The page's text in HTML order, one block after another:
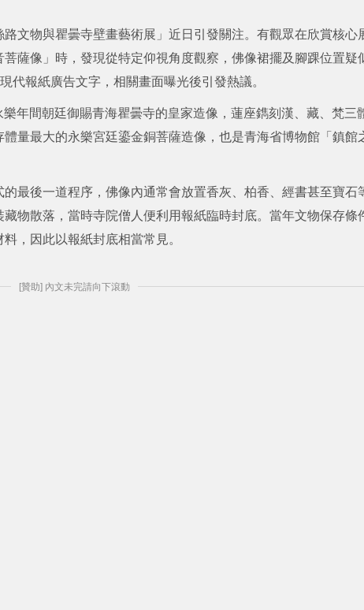
文物與瞿曇寺壁畫藝術展」近日引發關注。有觀眾在欣賞核心
薩像」時，發現從特定仰視角度觀察，佛像裙擺及腳踝位置疑
代報紙廣告文字，相關畫面曝光後引發熱議。
年間朝廷御賜青海瞿曇寺的皇家造像，蓮座鐫刻漢、藏、梵三
體量最大的永樂宮廷鎏金銅菩薩造像，也是青海省博物館「鎮館
最後一道程序，佛像內通常會放置香灰、柏香、經書甚至寶石
物散落，當時寺院僧人便利用報紙臨時封底。當年文物保存條
，因此以報紙封底相當常見。
[贊助] 內文未完請向下滾動